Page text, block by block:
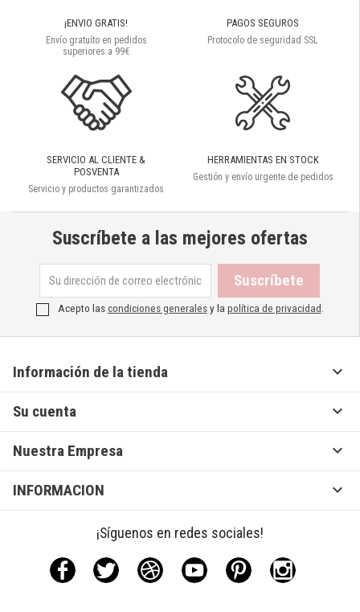
¡ENVIO GRATIS!
Envío gratuíto en pedidos
superiores a 99€
PAGOS SEGUROS
Protocolo de seguridad SSL
SERVICIO AL CLIENTE &
POSVENTA
Servicio y productos garantizados
HERRAMIENTAS EN STOCK
Gestión y envío urgente de pedidos
Suscríbete a las mejores ofertas
Acepto lascondiciones generalesy la política de privacidad
Información de la tienda 
Su cuenta 
Nuestra Empresa 
INFORMACION 
¡Síguenos en redes sociales!
Facebook Twitter Rss YouTubePinterestInstagram